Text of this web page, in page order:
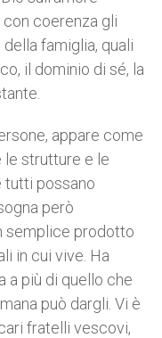
coerenza gli
famiglia, quali
il dominio di sé, la
appare come
le strutture e le
tutti possano
però
semplice prodotto
in cui vive. Ha
a più di quello che
può dargli. Vi è
fratelli vescovi,